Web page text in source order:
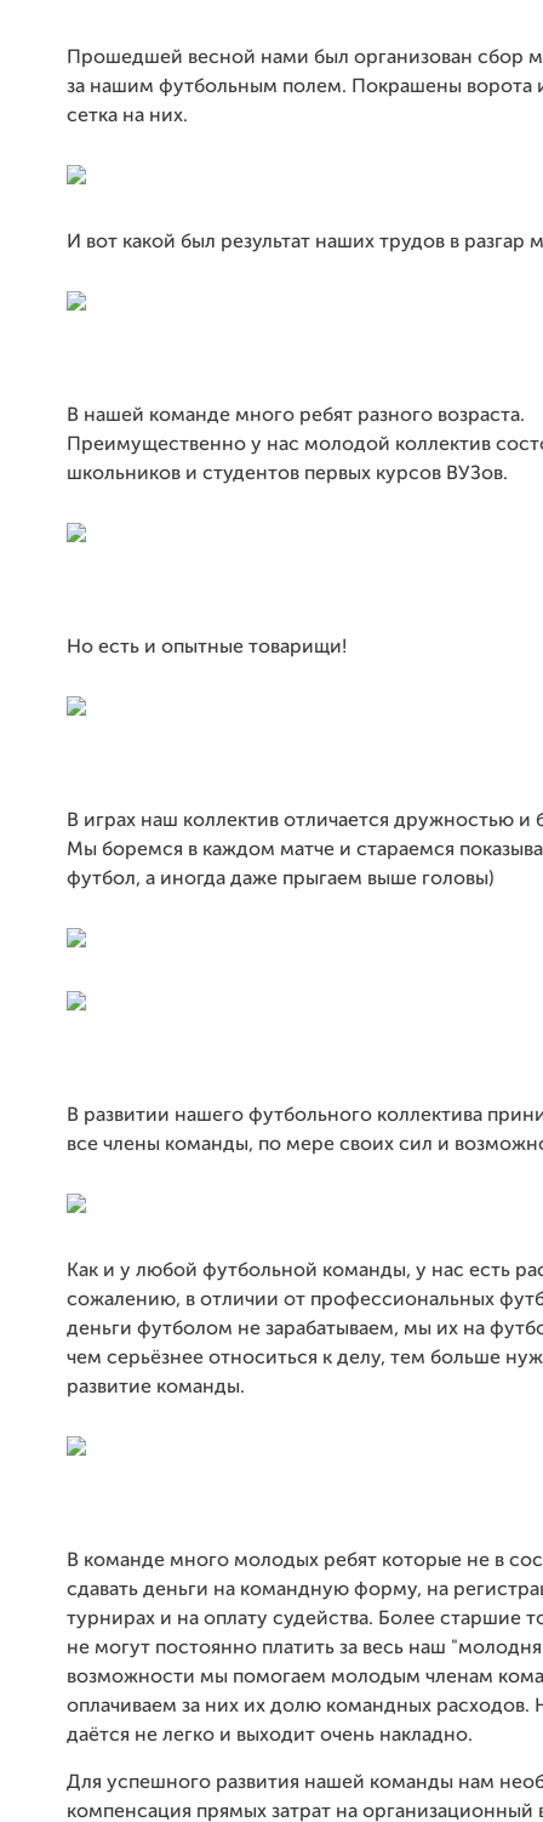
Прошедшей весной нами был организован сбор
за нашим футбольным полем. Покрашены ворота
сетка на них.
И вот какой был результат наших трудов в разгар
В нашей команде много ребят разного возраста.
Преимущественно у нас молодой коллектив
школьников и студентов первых курсов ВУЗов.
Но есть и опытные товарищи!
В играх наш коллектив отличается дружностью и
Мы боремся в каждом матче и стараемся
футбол, а иногда даже прыгаем выше головы)
В развитии нашего футбольного коллектива
все члены команды, по мере своих сил и
Как и у любой футбольной команды, у нас есть
сожалению, в отличии от профессиональных
деньги футболом не зарабатываем, мы их на
чем серьёзнее относиться к делу, тем больше
развитие команды.
В команде много молодых ребят которые не в
сдавать деньги на командную форму, на
турнирах и на оплату судейства. Более старшие
не могут постоянно платить за весь наш
возможности мы помогаем молодым членам
оплачиваем за них их долю командных расходов.
даётся не легко и выходит очень накладно.
Для успешного развития нашей команды нам
компенсация прямых затрат на организационный